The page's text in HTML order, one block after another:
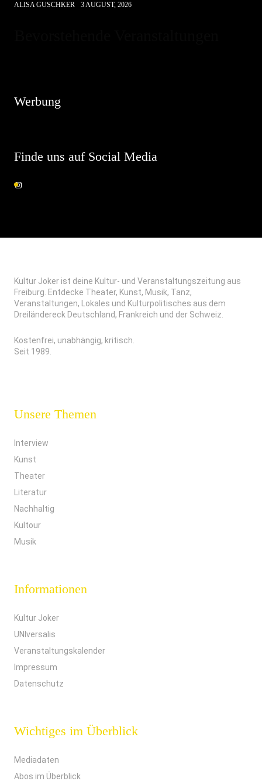
ALISA GUSCHKER 3 AUGUST, 2026
Werbung
Finde uns auf Social Media
Kultur Joker ist deine Kultur- und Veranstaltungszeitung aus
Freiburg. Entdecke Theater, Kunst, Musik, Tanz,
Veranstaltungen, Lokales und Kulturpolitisches aus dem
Dreiländereck Deutschland, Frankreich und der Schweiz.
Kostenfrei, unabhängig, kritisch.
Seit 1989.
Unsere Themen
Interview
Kunst
Theater
Literatur
Nachhaltig
Kultour
Musik
Informationen
Kultur Joker
UNIversalis
Veranstaltungskalender
Impressum
Datenschutz
Wichtiges im Überblick
Mediadaten
Abos im Überblick